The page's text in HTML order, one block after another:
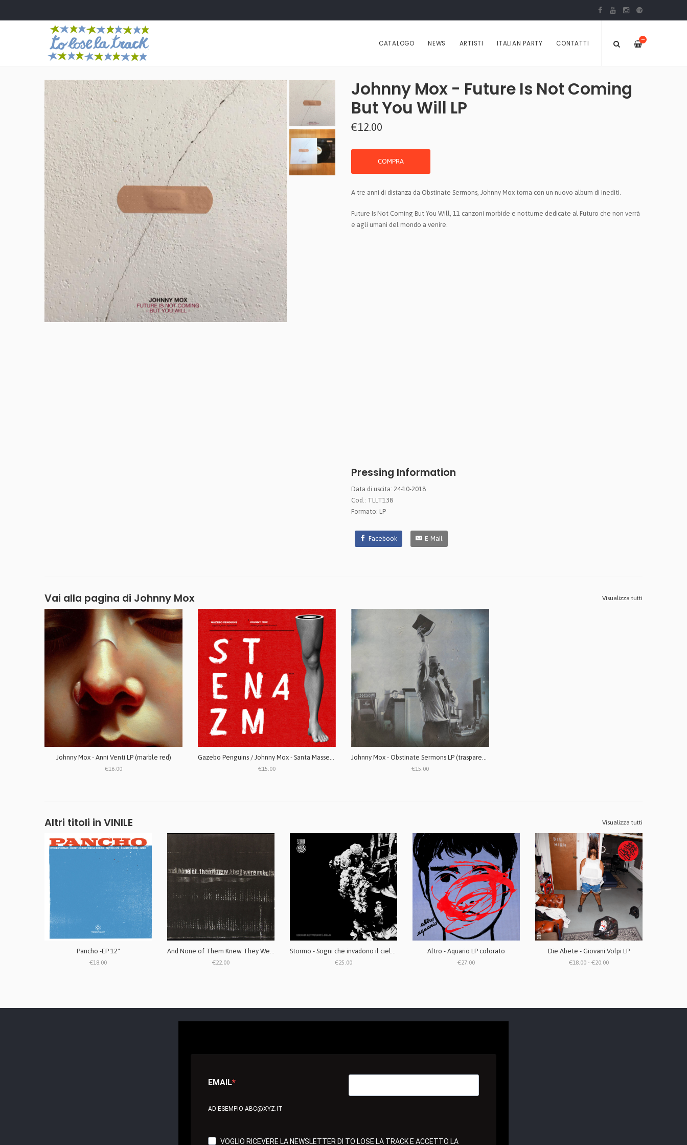
—
CATALOGO NEWS ARTISTI ITALIAN PARTY CONTATTI
Johnny Mox - Future Is Not Coming
But You Will LP
€12.00
COMPRA
A tre anni di distanza da Obstinate Sermons, Johnny Mox torna con un nuovo album di inediti.
Future Is Not Coming But You Will, 11 canzoni morbide e notturne dedicate al Futuro che non verrà
e agli umani del mondo a venire.
Pressing Information
Data di uscita: 24-10-2018
Cod.: TLLT138
Formato: LP
Facebook E-Mail
Vai alla pagina di Johnny Mox Visualizza tutti
Johnny Mox - Anni Venti LP (marble red)
€16.00
Gazebo Penguins / Johnny Mox - Santa Massenza split LP
€15.00
Johnny Mox - Obstinate Sermons LP (trasparente)
€15.00
Altri titoli in VINILE Visualizza tutti
Pancho -EP 12"
€18.00
And None of Them Knew They Were Robots - Discography 2xLP
€22.00
Stormo - Sogni che invadono il cielo LP Gatefold
€25.00
Altro - Aquario LP colorato
€27.00
Die Abete - Giovani Volpi LP
€18.00 - €20.00
EMAIL
AD ESEMPIO ABC@XYZ.IT
VOGLIO RICEVERE LA NEWSLETTER DI TO LOSE LA TRACK E ACCETTO LA